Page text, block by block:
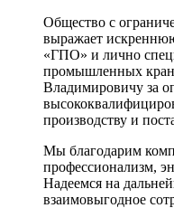
Общество с
выражает
«ГПО» и лично
промышленных
Владимировичу за
производству и
Мы благодарим
профессионализм,
Надеемся на
взаимовыгодное